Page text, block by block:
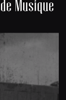
Musique